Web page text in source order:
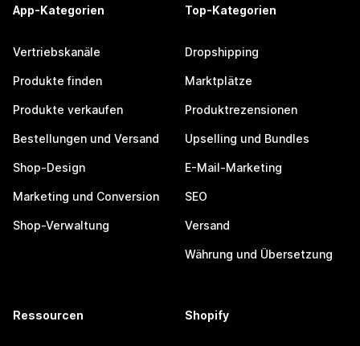
App-Kategorien
Vertriebskanäle
Produkte finden
Produkte verkaufen
Bestellungen und Versand
Shop-Design
Marketing und Conversion
Shop-Verwaltung
Top-Kategorien
Dropshipping
Marktplätze
Produktrezensionen
Upselling und Bundles
E-Mail-Marketing
SEO
Versand
Währung und Übersetzung
Ressourcen Shopify